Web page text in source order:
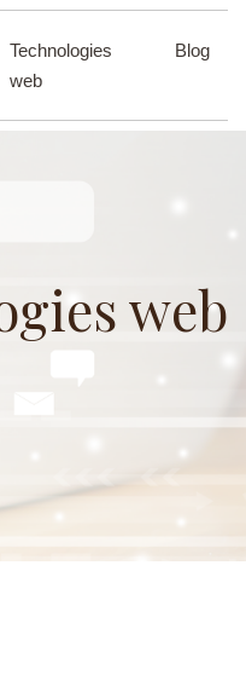
Technologies
web
Blog
web